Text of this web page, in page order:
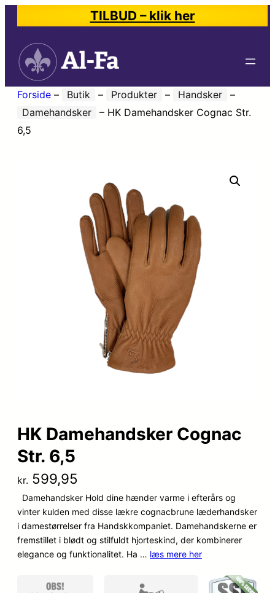
TILBUD – klik her
Forside – Butik – Produkter – Handsker
–
Damehandsker
– HK Damehandsker Cognac Str.
6,5
HK Damehandsker Cognac
Str. 6,5
kr. 599,95
Damehandsker Hold dine hænder varme i efterårs og
vinter kulden med disse lækre cognacbrune læderhandsker
i damestørrelser fra Handskkompaniet. Damehandskerne er
fremstillet i blødt og stilfuldt hjorteskind, der kombinerer
elegance og funktionalitet. Ha … læs mere her